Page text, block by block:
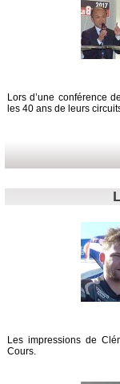
Lors d’une conférence
les 40 ans de leurs
Les impressions de
Cours.